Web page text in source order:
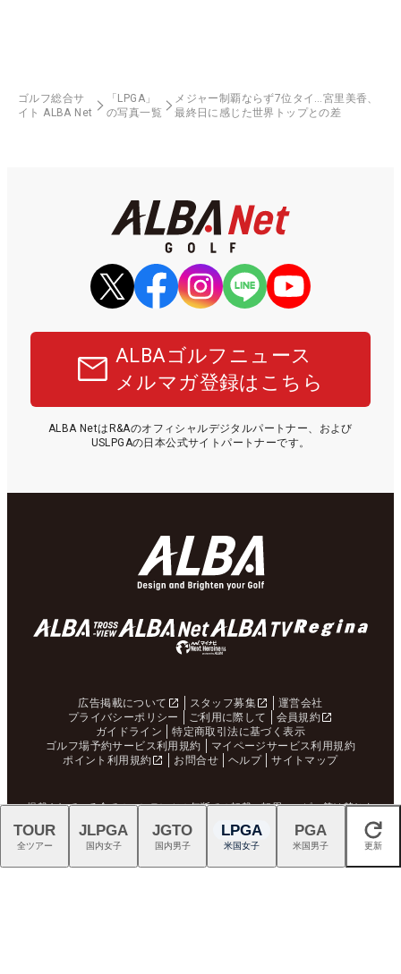
アディダス『コードカオス
27』は強烈な蹴りでパワーを
『G740』アイアンが引き出
す“反則級”の寛容性と飛びは
本当だった！
猛暑を乗り切る！ こだわり機
能派パンツ4選
『TRTL』で6人抜き！
8-9月のプレーに2回使える！
配布中！
新『TENSEIオレンジ』はドラ
ャフトで、ゴルフを異次元の
世界へ
も完成度が高く購入者続出！
閉じる
TOUR
全ツアー
JLPGA
国内女子
JGTO
国内男子
LPGA
米国女子
PGA
米国男子 更新